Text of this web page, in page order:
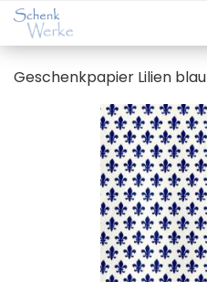
Ge­schenk­pa­pier Li­li­en blau